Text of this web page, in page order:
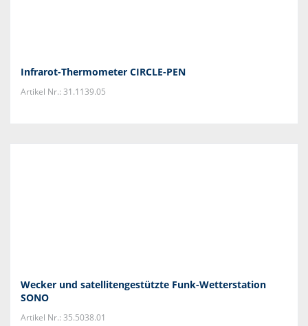
Infrarot-Thermometer CIRCLE-PEN
Artikel Nr.: 31.1139.05
Wecker und satellitengestützte Funk-Wetterstation
SONO
Artikel Nr.: 35.5038.01